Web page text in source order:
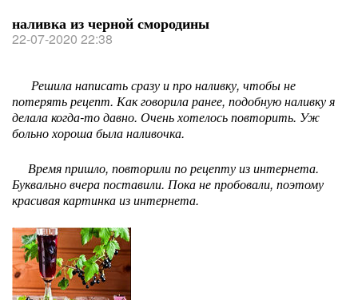
наливка из черной смородины
22-07-2020 22:38
Решила написать сразу и про наливку, чтобы не
потерять рецепт. Как говорила ранее, подобную наливку я
делала когда-то давно. Очень хотелось повторить. Уж
больно хороша была наливочка.
Время пришло, повторили по рецепту из интернета.
Буквально вчера поставили. Пока не пробовали, поэтому
красивая картинка из интернета.